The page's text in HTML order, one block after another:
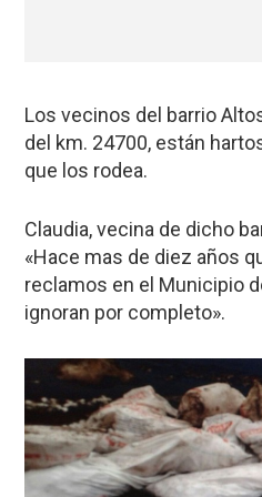
Los vecinos del barrio
del km. 24700, están
que los rodea.
Claudia, vecina de dicho
«Hace mas de diez años
reclamos en el Municipio
ignoran por completo».